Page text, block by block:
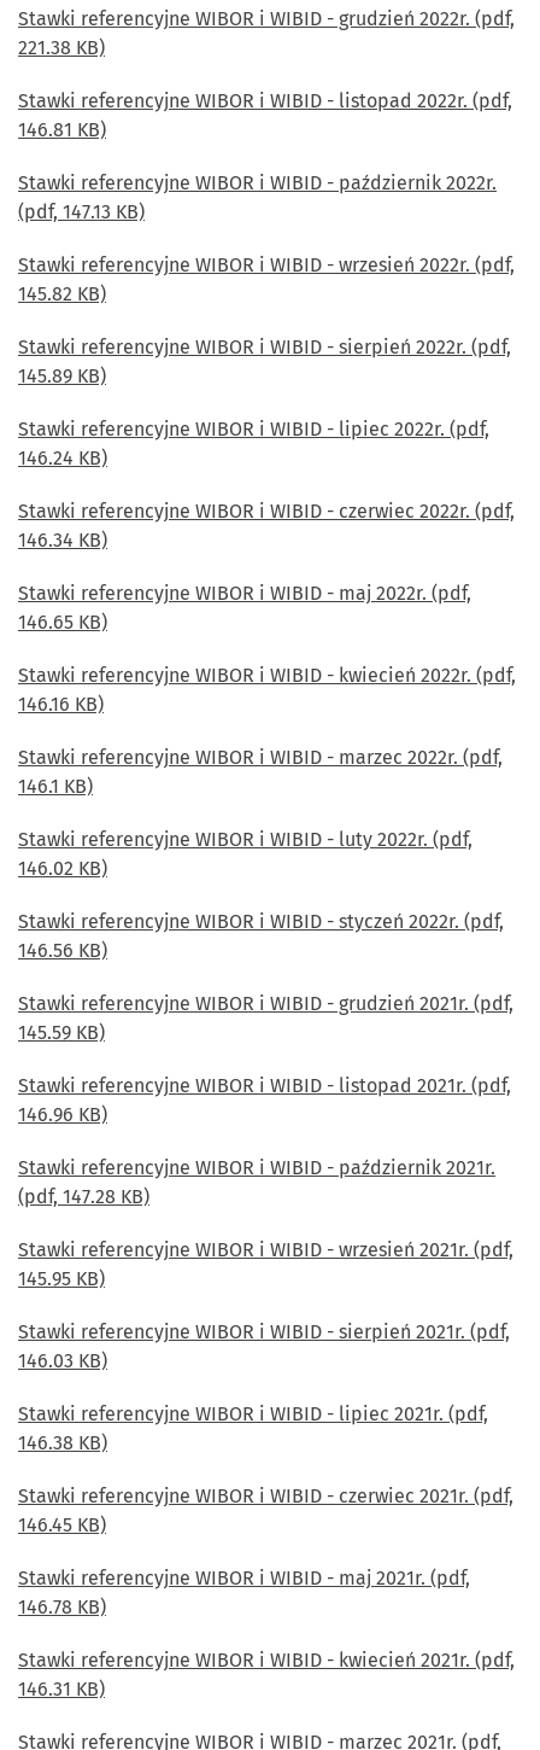
Stawki referencyjne WIBOR i WIBID - grudzień 2022r. (pdf,
221.38 KB)
Stawki referencyjne WIBOR i WIBID - listopad 2022r. (pdf,
146.81 KB)
Stawki referencyjne WIBOR i WIBID - październik 2022r.
(pdf, 147.13 KB)
Stawki referencyjne WIBOR i WIBID - wrzesień 2022r. (pdf,
145.82 KB)
Stawki referencyjne WIBOR i WIBID - sierpień 2022r. (pdf,
145.89 KB)
Stawki referencyjne WIBOR i WIBID - lipiec 2022r. (pdf,
146.24 KB)
Stawki referencyjne WIBOR i WIBID - czerwiec 2022r. (pdf,
146.34 KB)
Stawki referencyjne WIBOR i WIBID - maj 2022r. (pdf,
146.65 KB)
Stawki referencyjne WIBOR i WIBID - kwiecień 2022r. (pdf,
146.16 KB)
Stawki referencyjne WIBOR i WIBID - marzec 2022r. (pdf,
146.1 KB)
Stawki referencyjne WIBOR i WIBID - luty 2022r. (pdf,
146.02 KB)
Stawki referencyjne WIBOR i WIBID - styczeń 2022r. (pdf,
146.56 KB)
Stawki referencyjne WIBOR i WIBID - grudzień 2021r. (pdf,
145.59 KB)
Stawki referencyjne WIBOR i WIBID - listopad 2021r. (pdf,
146.96 KB)
Stawki referencyjne WIBOR i WIBID - październik 2021r.
(pdf, 147.28 KB)
Stawki referencyjne WIBOR i WIBID - wrzesień 2021r. (pdf,
145.95 KB)
Stawki referencyjne WIBOR i WIBID - sierpień 2021r. (pdf,
146.03 KB)
Stawki referencyjne WIBOR i WIBID - lipiec 2021r. (pdf,
146.38 KB)
Stawki referencyjne WIBOR i WIBID - czerwiec 2021r. (pdf,
146.45 KB)
Stawki referencyjne WIBOR i WIBID - maj 2021r. (pdf,
146.78 KB)
Stawki referencyjne WIBOR i WIBID - kwiecień 2021r. (pdf,
146.31 KB)
Stawki referencyjne WIBOR i WIBID - marzec 2021r. (pdf,